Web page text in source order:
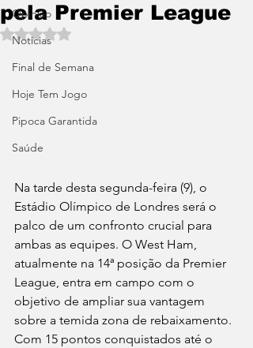
Opinião
Noticias
Final de Semana
Hoje Tem Jogo
Pipoca Garantida
Saúde
pela Premier League
Avaliado com NaN de 5 estrelas.
Na tarde desta segunda-feira (9), o
Estádio Olímpico de Londres será o
palco de um confronto crucial para
ambas as equipes. O West Ham,
atualmente na 14ª posição da Premier
League, entra em campo com o
objetivo de ampliar sua vantagem
sobre a temida zona de rebaixamento.
Com 15 pontos conquistados até o